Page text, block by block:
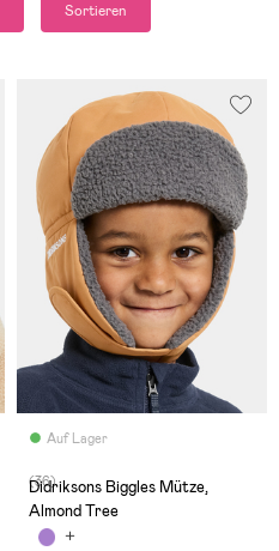
Sortieren
Auf Lager
(36)
Didriksons Biggles Mütze,
Almond Tree